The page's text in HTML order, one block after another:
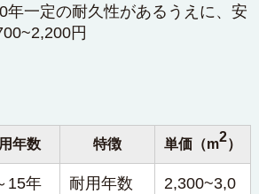
年一定の耐久性があるうえに、安
円
年数 特徴 単価（m2）
15年
耐用年数
2,300~3,0